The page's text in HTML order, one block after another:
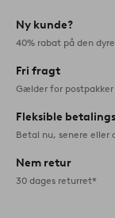
Ny kunde?
40% rabat på den
Fri fragt
Gælder for
Fleksible
Betal nu, senere eller
Nem retur
30 dages returret*